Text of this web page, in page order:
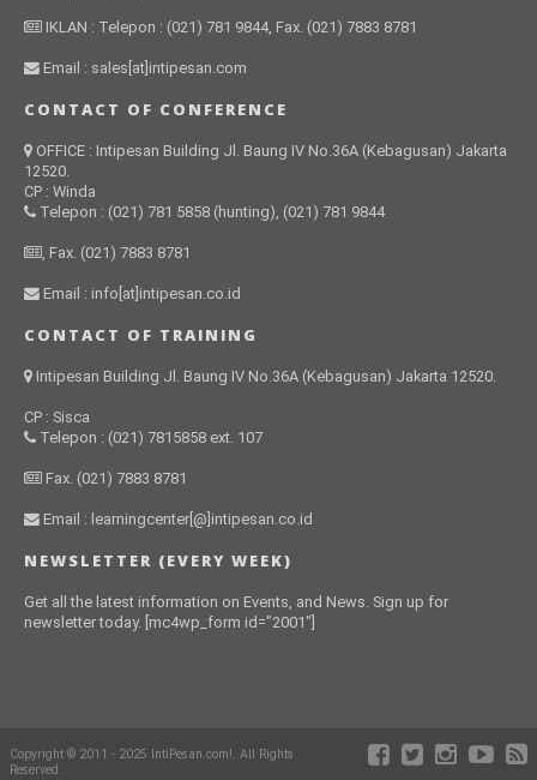
IKLAN : Telepon : (021) 781 9844, Fax. (021) 7883 8781
Email : sales[at]intipesan.com
CONTACT OF CONFERENCE
OFFICE : Intipesan Building Jl. Baung IV No.36A (Kebagusan) Jakarta
12520.
CP : Winda
Telepon : (021) 781 5858 (hunting), (021) 781 9844
, Fax. (021) 7883 8781
Email : info[at]intipesan.co.id
CONTACT OF TRAINING
Intipesan Building Jl. Baung IV No.36A (Kebagusan) Jakarta 12520.
CP : Sisca
Telepon : (021) 7815858 ext. 107
Fax. (021) 7883 8781
Email : learningcenter[@]intipesan.co.id
NEWSLETTER (EVERY WEEK)
Get all the latest information on Events, and News. Sign up for
newsletter today. [mc4wp_form id="2001"]
Copyright © 2011 - 2025 IntiPesan.com!. All Rights
Reserved.